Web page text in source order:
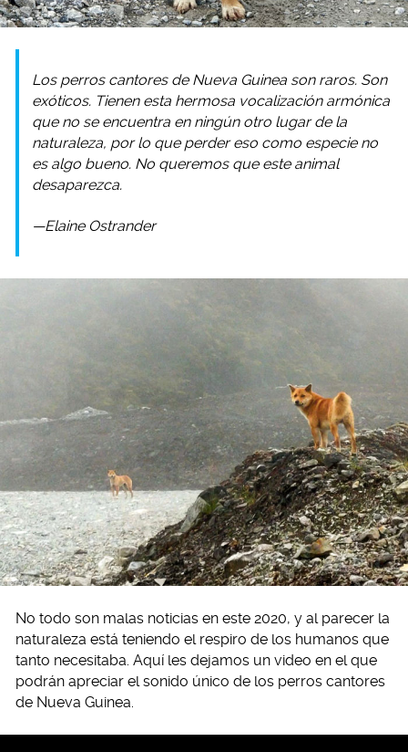
Los perros cantores de Nueva Guinea son raros. Son
exóticos. Tienen esta hermosa vocalización armónica
que no se encuentra en ningún otro lugar de la
naturaleza, por lo que perder eso como especie no
es algo bueno. No queremos que este animal
desaparezca.
—Elaine Ostrander
No todo son malas noticias en este 2020, y al parecer la
naturaleza está teniendo el respiro de los humanos que
tanto necesitaba. Aquí les dejamos un video en el que
podrán apreciar el sonido único de los perros cantores
de Nueva Guinea.